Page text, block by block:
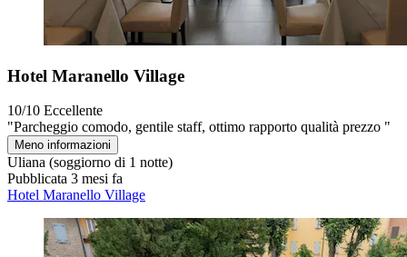
Hotel Maranello Village
10/10 Eccellente
"Parcheggio comodo, gentile staff, ottimo rapporto qualità prezzo "
Meno informazioni
Uliana (soggiorno di 1 notte)
Pubblicata 3 mesi fa
Hotel Maranello Village